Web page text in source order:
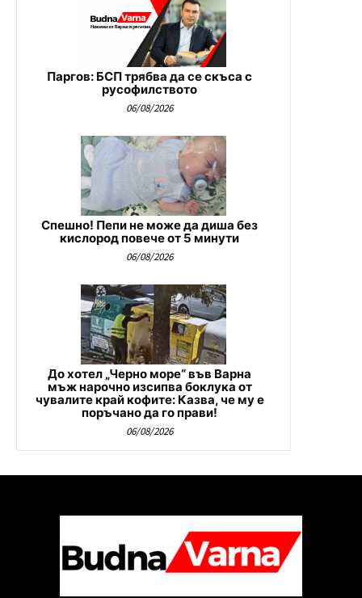
Паргов: БСП трябва да се скъса с
русофилството
06/08/2026
Спешно! Пепи не може да диша без
кислород повече от 5 минути
06/08/2026
До хотел „Черно море“ във Варна
мъж нарочно изсипва боклука от
чувалите край кофите: Казва, че му е
поръчано да го прави!
06/08/2026